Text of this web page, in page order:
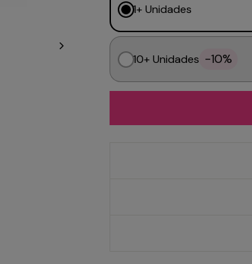
1+ Unidades
10+ Unidades -10%